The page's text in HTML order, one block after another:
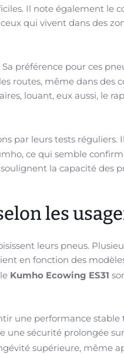
Il note également le
qui vivent dans des
préférence pour ces
routes, même dans des
louant, eux aussi, le
par leurs tests réguliers.
ce qui semble
la capacité des
les
leurs pneus.
en fonction des
Kumho Ecowing ES31
une performance
une sécurité prolongée
supérieure, même